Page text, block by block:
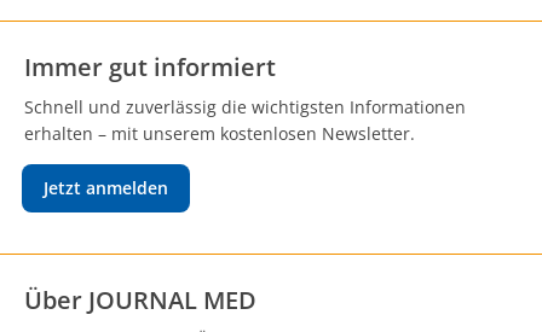
Immer gut informiert
Schnell und zuverlässig die wichtigsten Informationen
erhalten – mit unserem kostenlosen Newsletter.
Jetzt anmelden
Über JOURNAL MED